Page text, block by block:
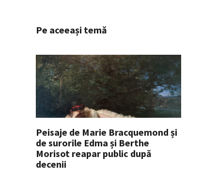
Pe aceeași temă
Peisaje de Marie Bracquemond și
de surorile Edma și Berthe
Morisot reapar public după
decenii